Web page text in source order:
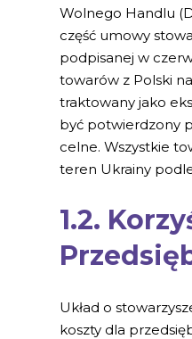
Wolnego Handlu
część umowy
podpisanej w
towarów z Polski
traktowany jako
być potwierdzony
celne. Wszystkie
teren Ukrainy
1.2.
Układ o
koszty dla